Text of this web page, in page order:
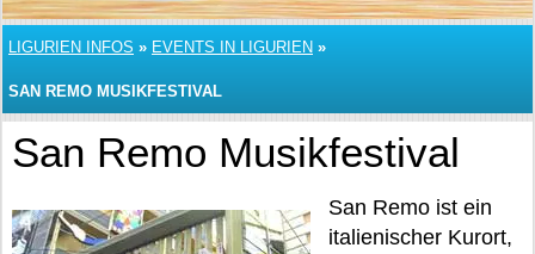
LIGURIEN INFOS » EVENTS IN LIGURIEN »
SAN REMO MUSIKFESTIVAL
San Remo Musikfestival
San Remo ist ein
italienischer Kurort,